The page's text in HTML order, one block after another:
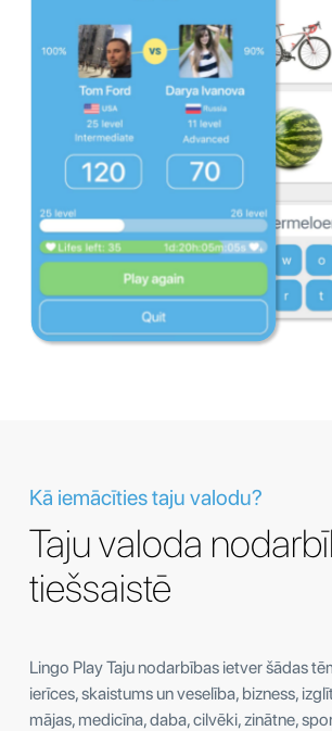
Kā iemācīties taju valodu?
Taju valoda
tiešsaistē
Lingo Play Taju nodarbības ietver šādas
ierīces, skaistums un veselība, bizness,
mājas, medicīna, daba, cilvēki, zinātne,